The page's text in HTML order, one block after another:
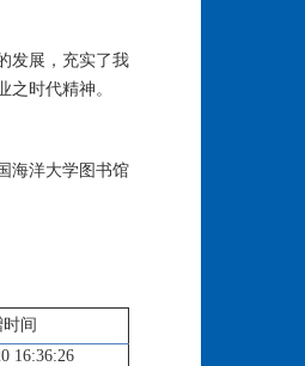
发展，充实了我
时代精神。
海洋大学图书馆
间
16:36:26